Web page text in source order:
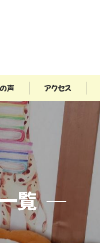
声 アクセス
覧